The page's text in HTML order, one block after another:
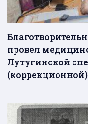
провел
Лутугинской